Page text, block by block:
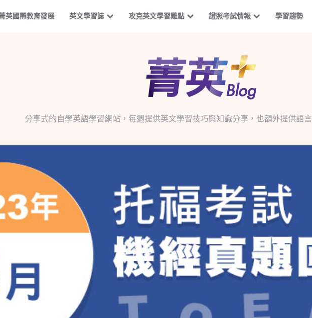
英國際教育發展 英文學習誌 攻克英文學習難點 證照考試情報 學習趨勢
分享式的自學英語學習網站，每週提供英文學習技巧與知識分享，也額外提供語